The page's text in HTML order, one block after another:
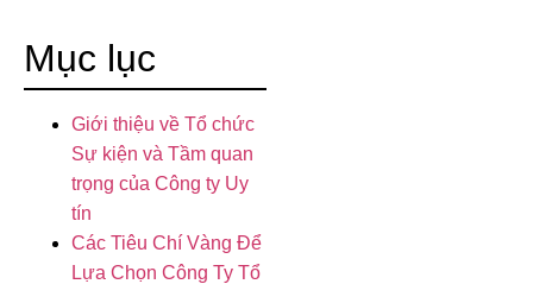
Mục lục
Giới thiệu về Tổ chức
Sự kiện và Tầm quan
trọng của Công ty Uy
tín
Các Tiêu Chí Vàng Để
Lựa Chọn Công Ty Tổ